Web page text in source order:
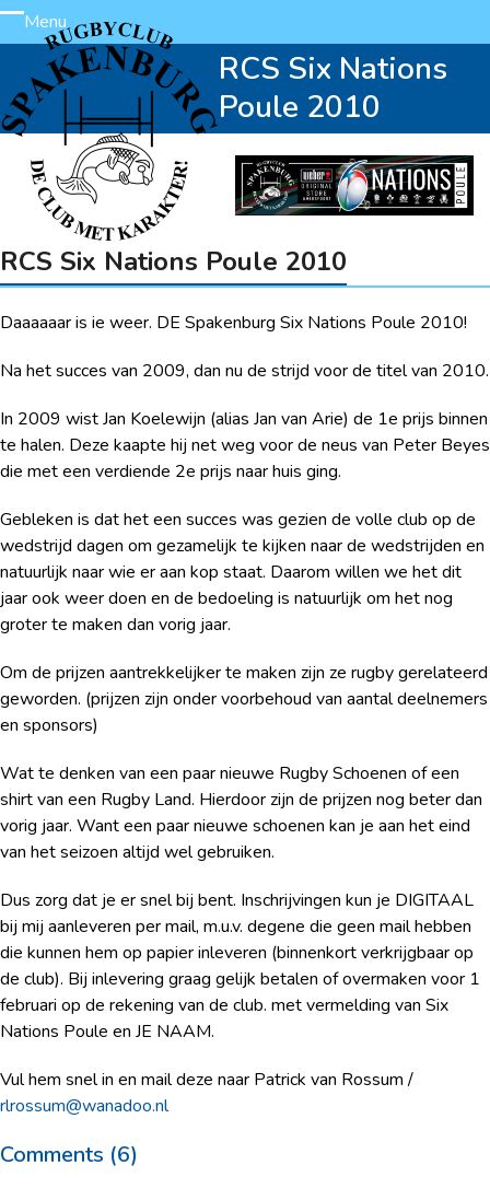
Skip
to
content
Menu
Open
mobile
menu
Close
mobile
menu
RCS Six Nations
Poule 2010
RCS Six Nations Poule 2010
Daaaaaar is ie weer. DE Spakenburg Six Nations Poule 2010!
Na het succes van 2009, dan nu de strijd voor de titel van 2010.
In 2009 wist Jan Koelewijn (alias Jan van Arie) de 1e prijs binnen
te halen. Deze kaapte hij net weg voor de neus van Peter Beyes
die met een verdiende 2e prijs naar huis ging.
Gebleken is dat het een succes was gezien de volle club op de
wedstrijd dagen om gezamelijk te kijken naar de wedstrijden en
natuurlijk naar wie er aan kop staat. Daarom willen we het dit
jaar ook weer doen en de bedoeling is natuurlijk om het nog
groter te maken dan vorig jaar.
Om de prijzen aantrekkelijker te maken zijn ze rugby gerelateerd
geworden. (prijzen zijn onder voorbehoud van aantal deelnemers
en sponsors)
Wat te denken van een paar nieuwe Rugby Schoenen of een
shirt van een Rugby Land. Hierdoor zijn de prijzen nog beter dan
vorig jaar. Want een paar nieuwe schoenen kan je aan het eind
van het seizoen altijd wel gebruiken.
Dus zorg dat je er snel bij bent. Inschrijvingen kun je DIGITAAL
bij mij aanleveren per mail, m.u.v. degene die geen mail hebben
die kunnen hem op papier inleveren (binnenkort verkrijgbaar op
de club). Bij inlevering graag gelijk betalen of overmaken voor 1
februari op de rekening van de club. met vermelding van Six
Nations Poule en JE NAAM.
Vul hem snel in en mail deze naar Patrick van Rossum /
rlrossum@wanadoo.nl
Comments (6)